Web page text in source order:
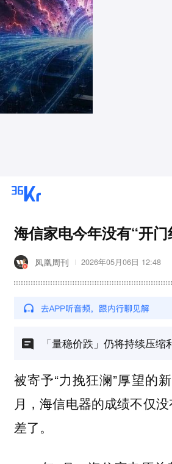
海信家电今年没有“开门
凤凰周刊 2026年05月06日 12:48
「量稳价跌」仍将持续压缩
被寄予“力挽狂澜”厚望的
月，海信电器的成绩不仅
差了。